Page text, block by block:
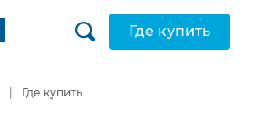
Где купить
Где купить